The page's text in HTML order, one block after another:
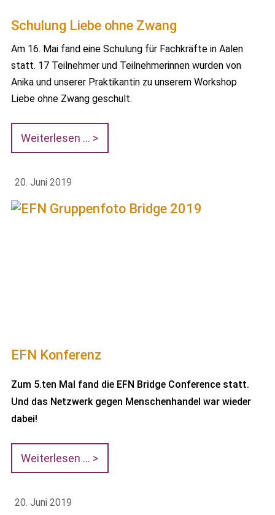
Schulung Liebe ohne Zwang
Am 16. Mai fand eine Schulung für Fachkräfte in Aalen
statt. 17 Teilnehmer und Teilnehmerinnen wurden von
Anika und unserer Praktikantin zu unserem Workshop
Liebe ohne Zwang geschult.
Weiterlesen …
20. Juni 2019
EFN Konferenz
Zum 5.ten Mal fand die EFN Bridge Conference statt.
Und das Netzwerk gegen Menschenhandel war wieder
dabei!
Weiterlesen …
20. Juni 2019